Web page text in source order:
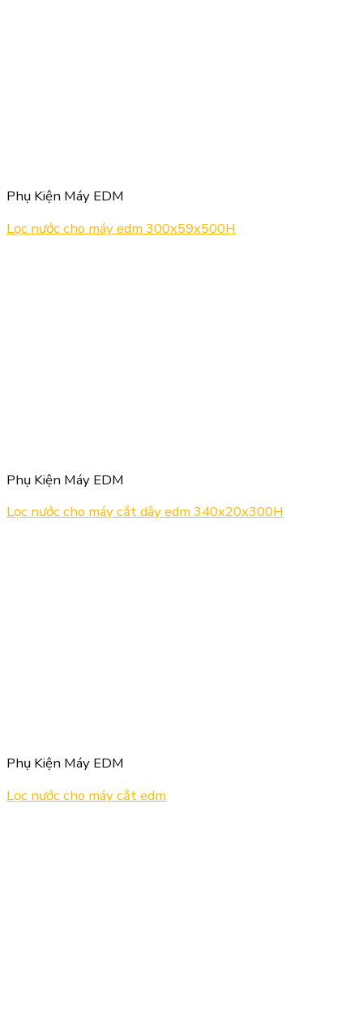
Phụ Kiện Máy EDM
Lọc nước cho máy edm 300x59x500H
Phụ Kiện Máy EDM
Lọc nước cho máy cắt dây edm 340x20x300H
Phụ Kiện Máy EDM
Lọc nước cho máy cắt edm